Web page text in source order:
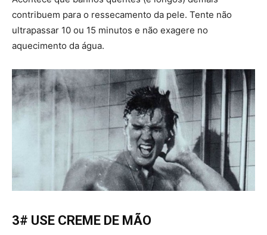
contribuem para o ressecamento da pele. Tente não
ultrapassar 10 ou 15 minutos e não exagere no
aquecimento da água.
3# USE CREME DE MÃO